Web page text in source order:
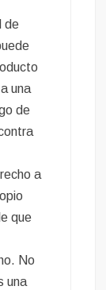
de
una
de
a
que
No
una